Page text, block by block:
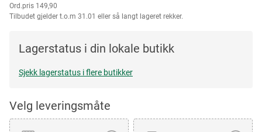
149 90
Tilbudet gjelder t.o.m 31.01 eller så langt lageret rekker.
Lagerstatus i din lokale butikk
Sjekk lagerstatus i flere butikker
Velg leveringsmåte